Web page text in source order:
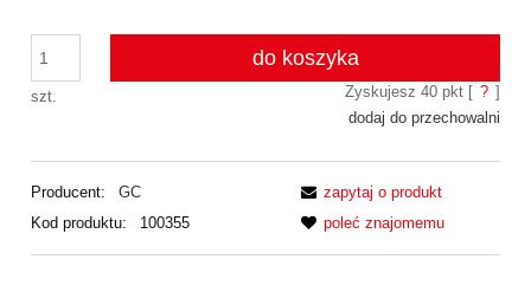
szt.
do koszyka
Zyskujesz 40pkt [ ? ]
dodaj do przechowalni
Producent:
GC
Kod produktu:
100355
zapytaj o produkt
poleć znajomemu